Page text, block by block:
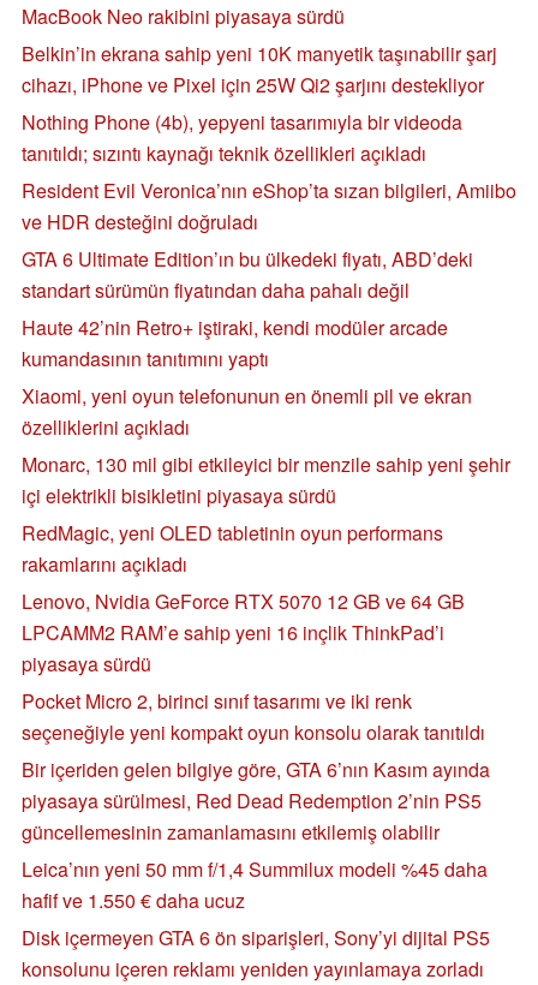
MacBook Neo rakibini piyasaya sürdü
Belkin’in ekrana sahip yeni 10K manyetik taşınabilir şarj
cihazı, iPhone ve Pixel için 25W Qi2 şarjını destekliyor
Nothing Phone (4b), yepyeni tasarımıyla bir videoda
tanıtıldı; sızıntı kaynağı teknik özellikleri açıkladı
Resident Evil Veronica’nın eShop’ta sızan bilgileri, Amiibo
ve HDR desteğini doğruladı
GTA 6 Ultimate Edition’ın bu ülkedeki fiyatı, ABD’deki
standart sürümün fiyatından daha pahalı değil
Haute 42’nin Retro+ iştiraki, kendi modüler arcade
kumandasının tanıtımını yaptı
Xiaomi, yeni oyun telefonunun en önemli pil ve ekran
özelliklerini açıkladı
Monarc, 130 mil gibi etkileyici bir menzile sahip yeni şehir
içi elektrikli bisikletini piyasaya sürdü
RedMagic, yeni OLED tabletinin oyun performans
rakamlarını açıkladı
Lenovo, Nvidia GeForce RTX 5070 12 GB ve 64 GB
LPCAMM2 RAM’e sahip yeni 16 inçlik ThinkPad’i
piyasaya sürdü
Pocket Micro 2, birinci sınıf tasarımı ve iki renk
seçeneğiyle yeni kompakt oyun konsolu olarak tanıtıldı
Bir içeriden gelen bilgiye göre, GTA 6’nın Kasım ayında
piyasaya sürülmesi, Red Dead Redemption 2’nin PS5
güncellemesinin zamanlamasını etkilemiş olabilir
Leica’nın yeni 50 mm f/1,4 Summilux modeli %45 daha
hafif ve 1.550 € daha ucuz
Disk içermeyen GTA 6 ön siparişleri, Sony’yi dijital PS5
konsolunu içeren reklamı yeniden yayınlamaya zorladı